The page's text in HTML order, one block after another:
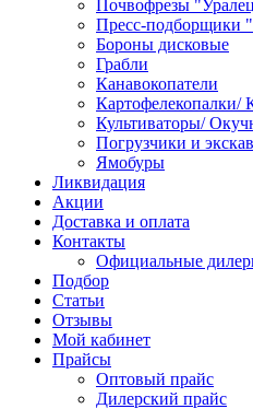
Почвофрезы
Пресс-подборщики
Бороны дисковые
Грабли
Канавокопатели
Картофелекопалки/
Культиваторы/
Погрузчики и
Ямобуры
Ликвидация
Акции
Доставка и оплата
Контакты
Официальные
Подбор
Статьи
Отзывы
Мой кабинет
Прайсы
Оптовый прайс
Дилерский прайс